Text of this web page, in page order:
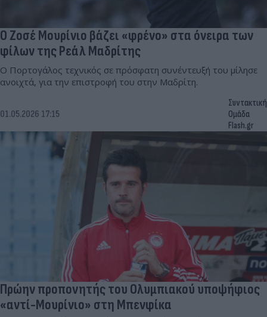
Ο Ζοσέ Μουρίνιο βάζει «φρένο» στα όνειρα των
φίλων της Ρεάλ Μαδρίτης
Ο Πορτογάλος τεχνικός σε πρόσφατη συνέντευξή του μίλησε
ανοιχτά, για την επιστροφή του στην Μαδρίτη.
01.05.2026 17:15
Συντακτική
Ομάδα
Flash.gr
Πρώην προπονητής του Ολυμπιακού υποψήφιος
«αντί-Μουρίνιο» στη Μπενφίκα